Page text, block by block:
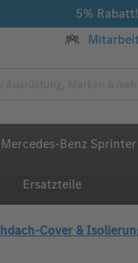
5%
Mercedes-Benz Sprinter
Ersatzteile
Cover &